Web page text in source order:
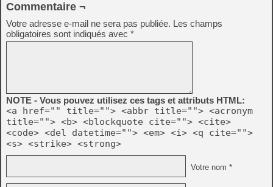
Commentaire ¬
Votre adresse e-mail ne sera pas publiée. Les champs
obligatoires sont indiqués avec *
NOTE - Vous pouvez utilisez ces tags et attributs HTML:
<a href="" title=""> <abbr title=""> <acronym
title=""> <b> <blockquote cite=""> <cite>
<code> <del datetime=""> <em> <i> <q cite="">
<s> <strike> <strong>
Votre nom *